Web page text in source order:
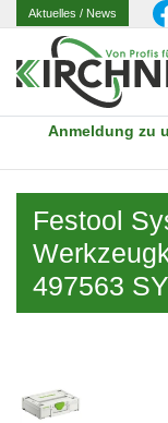
Aktuelles/ News
Anmeldung zu
Festool
497563